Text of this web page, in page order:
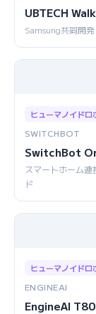
UBTECH
Samsung共同開
ヒューマノイドロ
SWITCHBOT
SwitchBot
スマートホーム
ド
ヒューマノイドロ
ENGINEAI
EngineAI